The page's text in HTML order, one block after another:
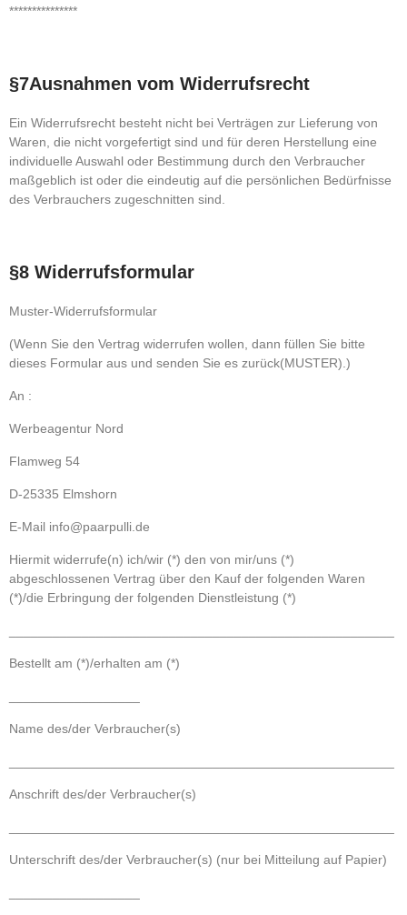
***************
§7Ausnahmen vom Widerrufsrecht
Ein Widerrufsrecht besteht nicht bei Verträgen zur Lieferung von
Waren, die nicht vorgefertigt sind und für deren Herstellung eine
individuelle Auswahl oder Bestimmung durch den Verbraucher
maßgeblich ist oder die eindeutig auf die persönlichen Bedürfnisse
des Verbrauchers zugeschnitten sind.
§8 Widerrufsformular
Muster-Widerrufsformular
(Wenn Sie den Vertrag widerrufen wollen, dann füllen Sie bitte
dieses Formular aus und senden Sie es zurück(MUSTER).)
An :
Werbeagentur Nord
Flamweg 54
D-25335 Elmshorn
E-Mail info@paarpulli.de
Hiermit widerrufe(n) ich/wir (*) den von mir/uns (*)
abgeschlossenen Vertrag über den Kauf der folgenden Waren
(*)/die Erbringung der folgenden Dienstleistung (*)
Bestellt am (*)/erhalten am (*)
Name des/der Verbraucher(s)
Anschrift des/der Verbraucher(s)
Unterschrift des/der Verbraucher(s) (nur bei Mitteilung auf Papier)